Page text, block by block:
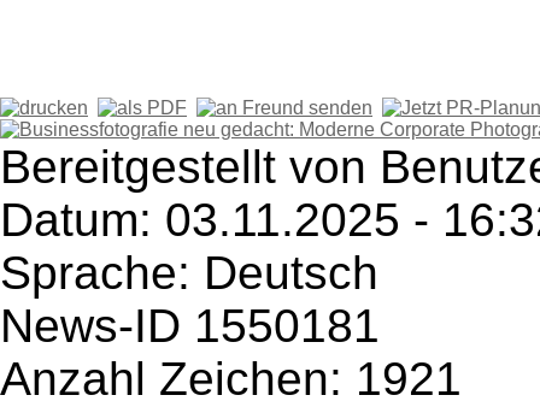
Bereitgestellt von
Datum: 03.11.2025 -
Sprache: Deutsch
News-ID 1550181
Anzahl Zeichen: 1921